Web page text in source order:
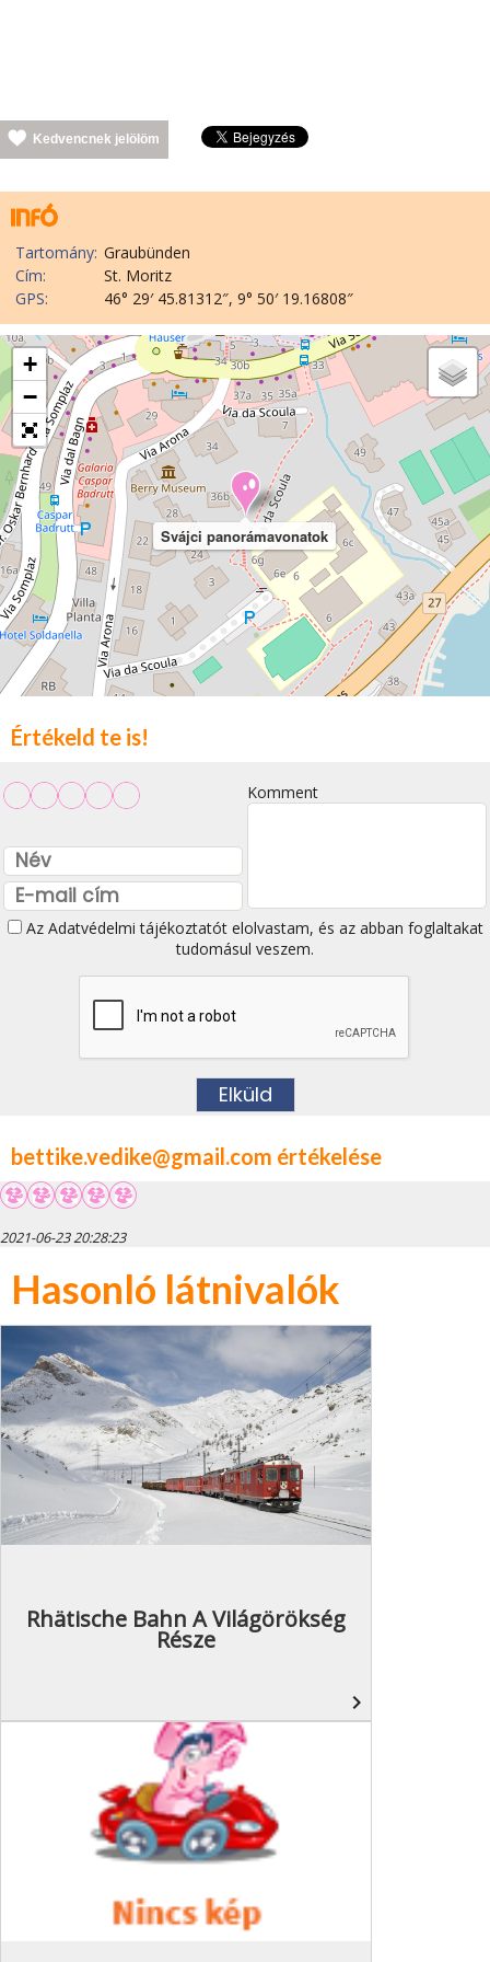
Kedvencnek jelölöm
Tartomány: Graubünden
Cím:
St. Moritz
GPS:
46° 29′ 45.81312″, 9° 50′ 19.16808″
Svájci panorámavonatok
+
−
Értékeld te is!
Komment
Az Adatvédelmi tájékoztatótelolvastam, és az abban foglaltakat
tudomásul veszem.
bettike.vedike@gmail.com értékelése
2021-06-23 20:28:23
Hasonló látnivalók
Rhätische Bahn A Világörökség
Része
navigate_next